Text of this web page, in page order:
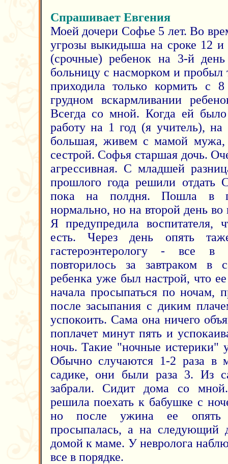
Спрашивает Евгения
Моей дочери Софье 5 лет. Во
угрозы выкидыша на сроке 12 и
(срочные) ребенок на 3-й
больницу с насморком и пробыл
приходила только кормить с
грудном вскармливании
Всегда со мной. Когда ей
работу на 1 год (я учитель),
большая, живем с мамой
сестрой. Софья старшая дочь.
агрессивная. С младшей
прошлого года решили
пока на полдня. Пошла в
нормально, но на второй день во
Я предупредила воспитателя,
есть. Через день опять
гастероэнтерологу - все в
повторилось за завтраком в
ребенка уже был настрой, что
начала просыпаться по ночам,
после засыпания с диким
успокоить. Сама она ничего
поплачет минут пять и
ночь. Такие "ночные истерики"
Обычно случаются 1-2 раза в
садике, они были раза 3. Из
забрали. Сидит дома со
решила поехать к бабушке с
но после ужина ее
просыпалась, а на следующий
домой к маме. У невролога
все в порядке.